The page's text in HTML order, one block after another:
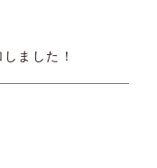
ました！